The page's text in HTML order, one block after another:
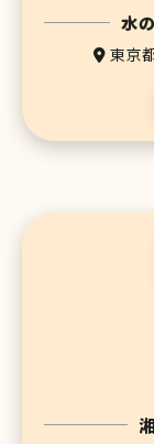
水
東京